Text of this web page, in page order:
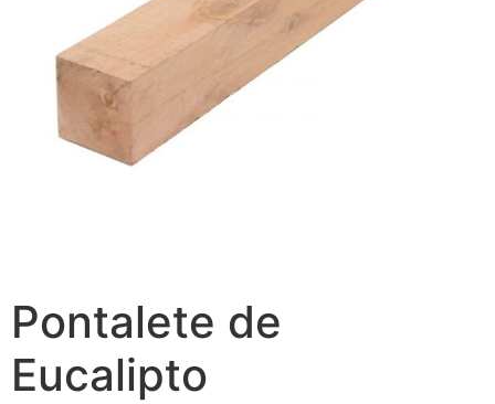
Pontalete de
Eucalipto